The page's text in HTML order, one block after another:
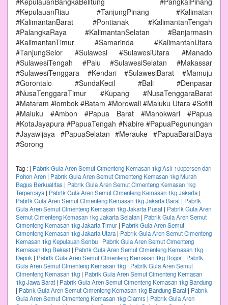
#KepulauanRiau #TanjungPinang #Kalimatan
#KalimantanBarat #Pontianak #KalimantanTengah
#PalangkaRaya #KalimantanSelatan #Banjarmasin
#KalimantanTimur #Samarinda #KalimantanUtara
#TanjungSelor #Sulawesi #SulawesiUtara #Manado
#SulawesiTengah #Palu #SulawesiSelatan #Makassar
#SulawesiTenggara #Kendari #SulawesiBarat #Mamuju
#Gorontalo #SundaKecil #Bali #Denpasar
#NusaTenggaraTimur #Kupang #NusaTenggaraBarat
#Mataram #lombok #Batam #Morowali #Maluku Utara #Sofifi
#Maluku #Ambon #Papua Barat #Manokwari #Papua
#KotaJayapura #PapuaTengah #Nabire #PapuaPegunungan
#Jayawijaya #PapuaSelatan #Merauke #PapuaBaratDaya
#Sorong
Tag : | Pabrik Gula Aren Semut Cimenteng Kemasan 1kg Asli 100persen dari
Pohon Aren | Pabrik Gula Aren Semut Cimenteng Kemasan 1kg Murah
Bagus Berkualitas | Pabrik Gula Aren Semut Cimenteng Kemasan 1kg
Terpercaya | Pabrik Gula Aren Semut Cimenteng Kemasan 1kg Jakarta |
Pabrik Gula Aren Semut Cimenteng Kemasan 1kg Jakarta Barat | Pabrik
Gula Aren Semut Cimenteng Kemasan 1kg Jakarta Pusat | Pabrik Gula Aren
Semut Cimenteng Kemasan 1kg Jakarta Selatan | Pabrik Gula Aren Semut
Cimenteng Kemasan 1kg Jakarta Timur | Pabrik Gula Aren Semut
Cimenteng Kemasan 1kg Jakarta Utara | Pabrik Gula Aren Semut Cimenteng
Kemasan 1kg Kepulauan Seribu | Pabrik Gula Aren Semut Cimenteng
Kemasan 1kg Bekasi | Pabrik Gula Aren Semut Cimenteng Kemasan 1kg
Depok | Pabrik Gula Aren Semut Cimenteng Kemasan 1kg Bogor | Pabrik
Gula Aren Semut Cimenteng Kemasan 1kg | Pabrik Gula Aren Semut
Cimenteng Kemasan 1kg | Pabrik Gula Aren Semut Cimenteng Kemasan
1kg Jawa Barat | Pabrik Gula Aren Semut Cimenteng Kemasan 1kg Bandung
| Pabrik Gula Aren Semut Cimenteng Kemasan 1kg Bandung Barat | Pabrik
Gula Aren Semut Cimenteng Kemasan 1kg Ciamis | Pabrik Gula Aren